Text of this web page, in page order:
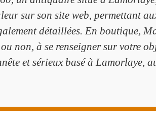
sur son site web, permettant
détaillées. En boutique,
non, à se renseigner sur votre
et sérieux basé à Lamorlaye,